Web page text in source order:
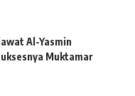
Al-Yasmin
Muktamar